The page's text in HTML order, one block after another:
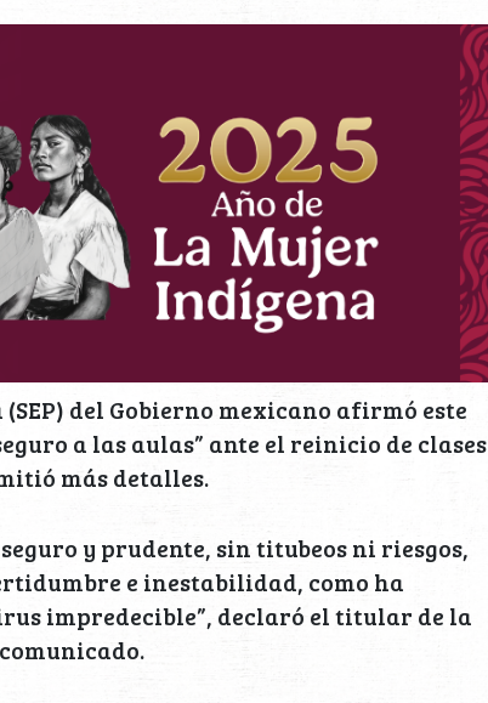
del Gobierno mexicano afirmó este
a las aulas” ante el reinicio de clases
más detalles.
y prudente, sin titubeos ni riesgos,
e inestabilidad, como ha
impredecible”, declaró el titular de la